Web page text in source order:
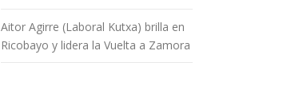
Aitor Agirre (Laboral Kutxa) brilla en
Ricobayo y lidera la Vuelta a Zamora